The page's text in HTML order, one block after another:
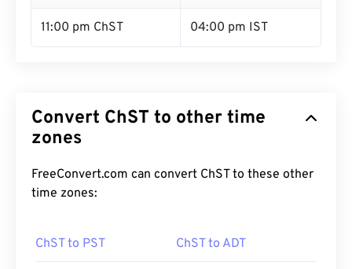
11:00 pm ChST 04:00 pm IST
Convert ChST to other time
zones
FreeConvert.com can convert ChST to these other
time zones:
ChST to PST ChST to ADT